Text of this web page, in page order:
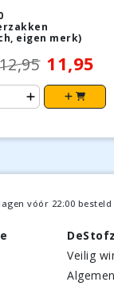
eigen merk)
12,95 11,95
vóór 22:00
Veilig